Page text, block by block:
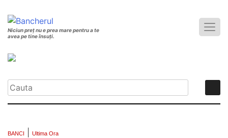
Niciun preț nu e prea mare pentru a te
avea pe tine însuți.
BANCI Ultima Ora